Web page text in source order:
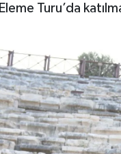
Eleme Turu’da